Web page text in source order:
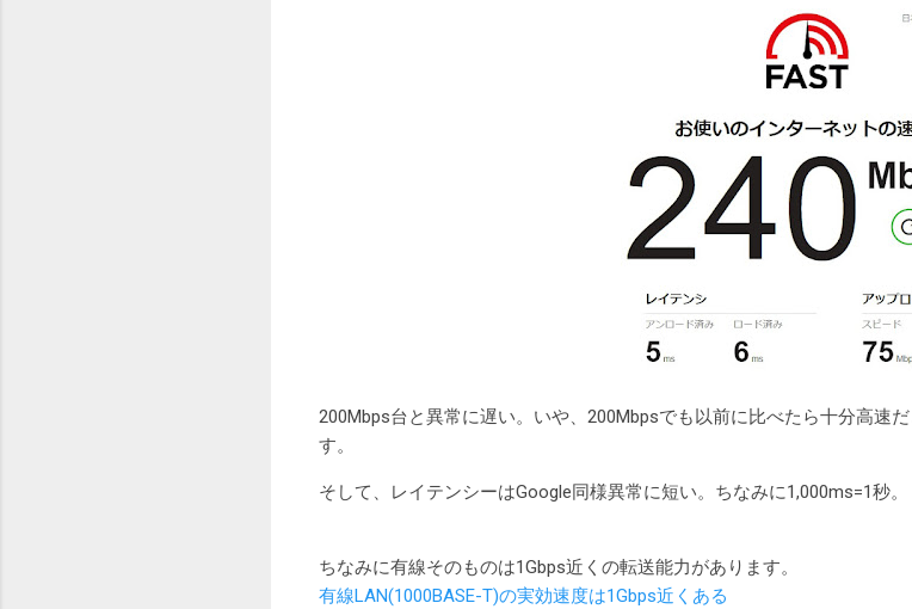
200Mbps台と異常に遅い。いや、200Mbpsでも以前に比べたら十分高速
す。
そして、レイテンシーはGoogle同様異常に短い。ちなみに1,000ms=1秒。
ちなみに有線そのものは1Gbps近くの転送能力があります。
有線LAN(1000BASE-T)の実効速度は1Gbps近くある